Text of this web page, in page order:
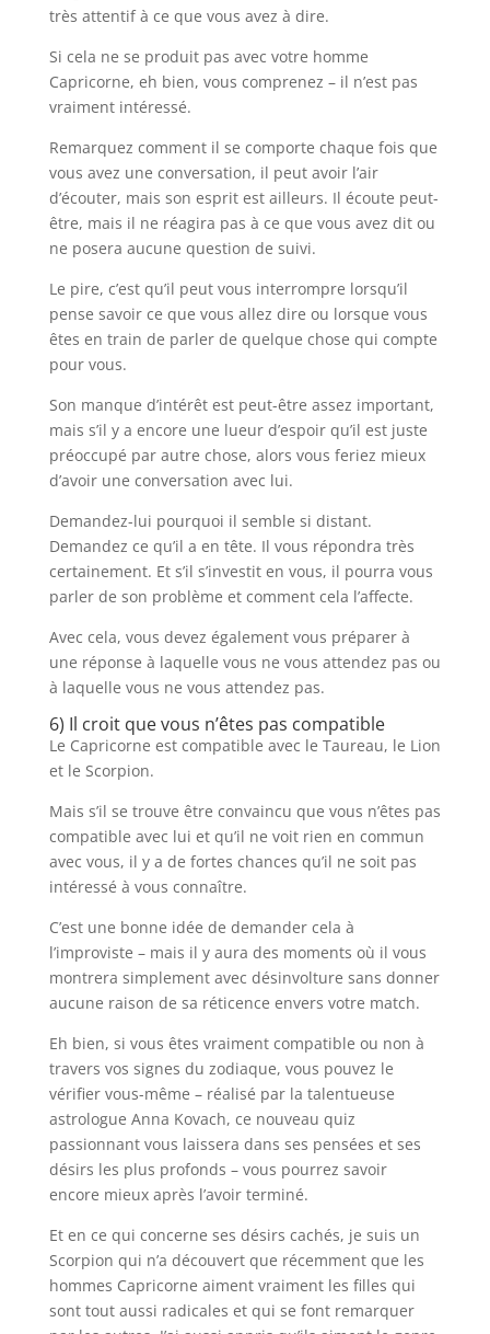
très attentif à ce que vous avez à dire.
Si cela ne se produit pas avec votre homme
Capricorne, eh bien, vous comprenez – il n’est pas
vraiment intéressé.
Remarquez comment il se comporte chaque fois que
vous avez une conversation, il peut avoir l’air
d’écouter, mais son esprit est ailleurs. Il écoute peut-
être, mais il ne réagira pas à ce que vous avez dit ou
ne posera aucune question de suivi.
Le pire, c’est qu’il peut vous interrompre lorsqu’il
pense savoir ce que vous allez dire ou lorsque vous
êtes en train de parler de quelque chose qui compte
pour vous.
Son manque d’intérêt est peut-être assez important,
mais s’il y a encore une lueur d’espoir qu’il est juste
préoccupé par autre chose, alors vous feriez mieux
d’avoir une conversation avec lui.
Demandez-lui pourquoi il semble si distant.
Demandez ce qu’il a en tête. Il vous répondra très
certainement. Et s’il s’investit en vous, il pourra vous
parler de son problème et comment cela l’affecte.
Avec cela, vous devez également vous préparer à
une réponse à laquelle vous ne vous attendez pas ou
à laquelle vous ne vous attendez pas.
6) Il croit que vous n’êtes pas compatible
Le Capricorne est compatible avec le Taureau, le Lion
et le Scorpion.
Mais s’il se trouve être convaincu que vous n’êtes pas
compatible avec lui et qu’il ne voit rien en commun
avec vous, il y a de fortes chances qu’il ne soit pas
intéressé à vous connaître.
C’est une bonne idée de demander cela à
l’improviste – mais il y aura des moments où il vous
montrera simplement avec désinvolture sans donner
aucune raison de sa réticence envers votre match.
Eh bien, si vous êtes vraiment compatible ou non à
travers vos signes du zodiaque, vous pouvez le
vérifier vous-même – réalisé par la talentueuse
astrologue Anna Kovach, ce nouveau quiz
passionnant vous laissera dans ses pensées et ses
désirs les plus profonds – vous pourrez savoir
encore mieux après l’avoir terminé.
Et en ce qui concerne ses désirs cachés, je suis un
Scorpion qui n’a découvert que récemment que les
hommes Capricorne aiment vraiment les filles qui
sont tout aussi radicales et qui se font remarquer